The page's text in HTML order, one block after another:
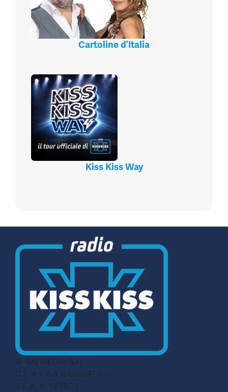
Cartoline d’Italia
Kiss Kiss Way
© CN MEDIA S.r.l.
C.F. e P.IVA 04998911210
R.E.A. n. 727803